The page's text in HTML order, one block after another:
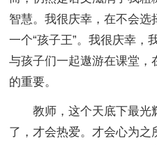
智慧。我很庆幸，在不会选
一个“孩子王”。我很庆幸，
与孩子们一起遨游在课堂
的重要。
教师，这个天底下最光
了，才会热爱。才会心为之